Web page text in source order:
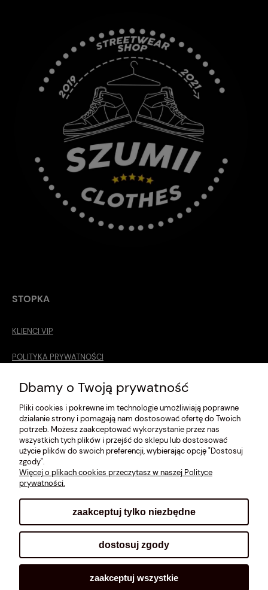
STOPKA
KLIENCI VIP
POLITYKA PRYWATNOŚCI
O MNIE
ROZMIARÓWKA [cm]
REGULAMIN
METODY PŁATNOŚCI
Sklep internetowy Shoplo.pl, powered byShoper.
Dbamy o Twoją prywatność
Pliki cookies i pokrewne im technologie umożliwiają poprawne
działanie strony i pomagają nam dostosować ofertę do Twoich
potrzeb. Możesz zaakceptować wykorzystanie przez nas
wszystkich tych plików i przejść do sklepu lub dostosować
użycie plików do swoich preferencji, wybierając opcję "Dostosuj
zgody".
Więcej o plikach cookies przeczytasz w naszej Polityce
prywatności.
zaakceptuj tylko niezbędne
dostosuj zgody
zaakceptuj wszystkie